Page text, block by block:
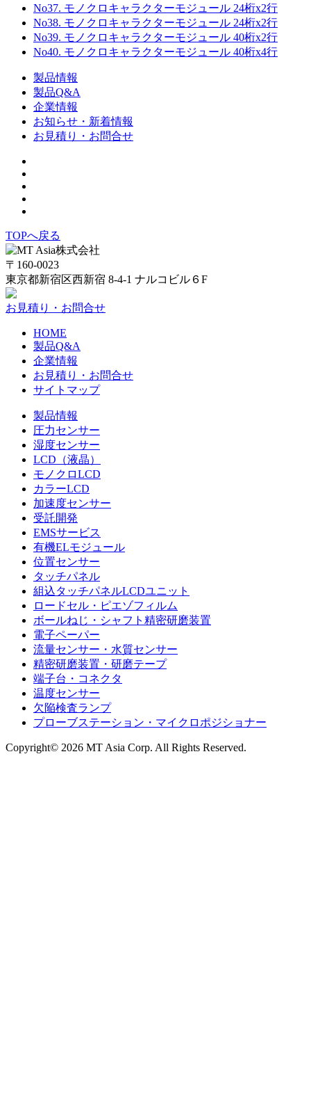
No37. モノクロキャラクターモジュール 24桁x2行
No38. モノクロキャラクターモジュール 24桁x2行
No39. モノクロキャラクターモジュール 40桁x2行
No40. モノクロキャラクターモジュール 40桁x4行
製品情報
製品Q&A
企業情報
お知らせ・新着情報
お見積り・お問合せ
TOPへ戻る
〒160-0023
東京都新宿区西新宿 8-4-1 ナルコビル６F
お見積り・お問合せ
HOME
製品Q&A
企業情報
お見積り・お問合せ
サイトマップ
製品情報
圧力センサー
湿度センサー
LCD（液晶）
モノクロLCD
カラーLCD
加速度センサー
受託開発
EMSサービス
有機ELモジュール
位置センサー
タッチパネル
組込タッチパネルLCDユニット
ロードセル・ピエゾフィルム
ボールねじ・シャフト精密研磨装置
電子ペーパー
流量センサー・水質センサー
精密研磨装置・研磨テープ
端子台・コネクタ
温度センサー
欠陥検査ランプ
プローブステーション・マイクロポジショナー
Copyright© 2026 MT Asia Corp. All Rights Reserved.